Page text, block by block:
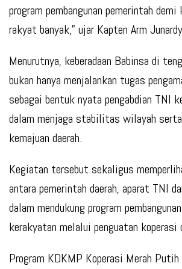
program pembangunan pemerintah demi
rakyat banyak,” ujar Kapten Arm
Menurutnya, keberadaan Babinsa di
bukan hanya menjalankan tugas
sebagai bentuk nyata pengabdian TNI
dalam menjaga stabilitas wilayah serta
kemajuan daerah.
Kegiatan tersebut sekaligus
antara pemerintah daerah, aparat TNI
dalam mendukung program
kerakyatan melalui penguatan koperasi
Program KDKMP Koperasi Merah